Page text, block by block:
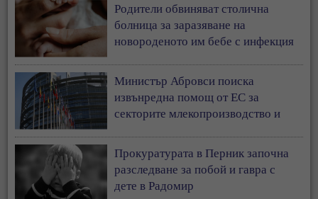
Родители обвиняват столична
болница за заразяване на
новороденото им бебе с инфекция
Министър Абровси поиска
извънредна помощ от ЕС за
секторите млекопроизводство и
Прокуратурата в Перник започна
разследване за побой и гавра с
дете в Радомир